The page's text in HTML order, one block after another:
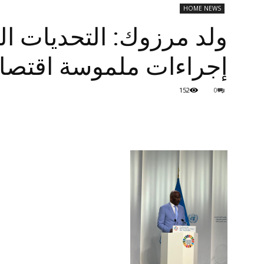
HOME NEWS
ولد مرزوك: التحديات
إجراءات ملموسة
0
152